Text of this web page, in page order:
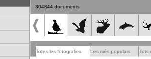
304844 documents
Totes les fotografies Les més populars Tots